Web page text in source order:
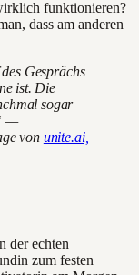
funktionieren?
dass am anderen
Gesprächs
ist. Die
sogar
—
von unite.ai,
der echten
zum festen